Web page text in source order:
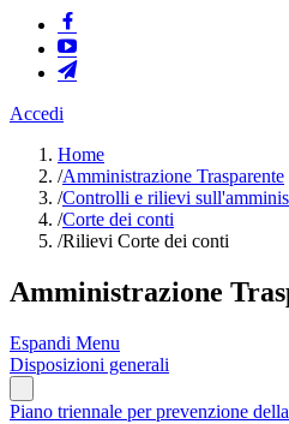
Accedi
Home
/Amministrazione Trasparente
/Controlli e rilievi
/Corte dei conti
/Rilievi Corte dei conti
Amministrazione
Espandi Menu
Disposizioni generali
Piano triennale per prevenzione